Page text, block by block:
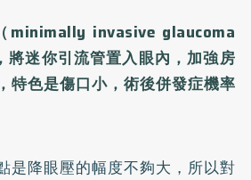
minimally invasive glaucoma
迷你引流管置入眼內，加強房
特色是傷口小，術後併發症機率
是降眼壓的幅度不夠大，所以對